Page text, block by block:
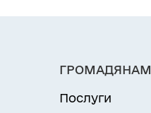
з ЄДРПОУ,
нерухомого
Відмова у
ГРОМАДЯНАМ
Послуги